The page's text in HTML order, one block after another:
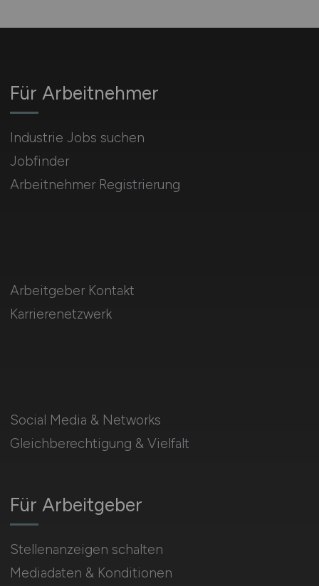
Für Arbeitnehmer
Industrie Jobs suchen
Jobfinder
Arbeitnehmer Registrierung
Social Media & Networks
Gleichberechtigung & Vielfalt
Für Arbeitgeber
Stellenanzeigen schalten
Mediadaten & Konditionen
Arbeitgeber Kontakt
Karrierenetzwerk